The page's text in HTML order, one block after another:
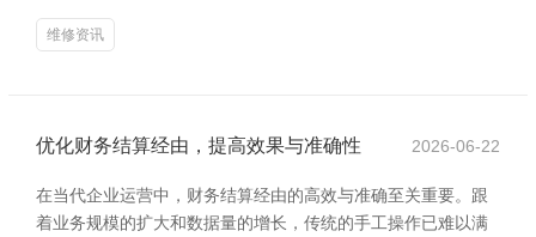
维修资讯
优化财务结算经由，提高效果与准确性 2026-06-22
在当代企业运营中，财务结算经由的高效与准确至关重要。跟
着业务规模的扩大和数据量的增长，传统的手工操作已难以满